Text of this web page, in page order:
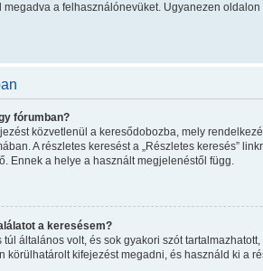
megadva a felhasználónevüket. Ugyanezen
fórumban?
közvetlenül a keresődobozba, mely
A részletes keresést a „Részletes keresés”
Ennek a helye a használt megjelenéstől függ.
a keresésem?
általános volt, és sok gyakori szót
körülhatárolt kifejezést megadni, és használd ki a